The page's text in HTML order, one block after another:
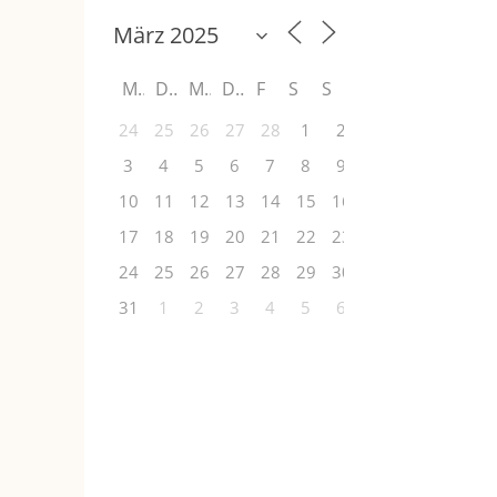
M D M D F S S
24 25 26 27 28 1
2
3
4 5 6 7 8
9
10
11 12 13 14 15
16
17
18 19 20 21 22
23
24
25 26 27 28 29
30
31
1 2 3 4 5 6